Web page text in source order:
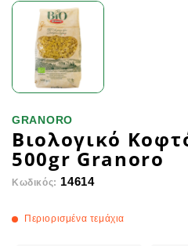
GRANORO
Βιολογικό
500gr Granoro
Κωδικός: 14614
Περιορισμένα τεμάχια